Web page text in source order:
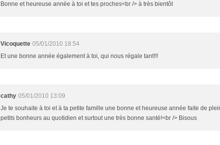
Bonne et heureuse année à toi et tes proches<br /> à très bientôt
Vicoquette 05/01/2010 18:54
Et une bonne année également à toi, qui nous régale tant!!!
cathy 05/01/2010 13:09
Je te souhaite à toi et à ta petite famille une bonne et heureuse année faite de
petits bonheurs au quotidien et surtout une très bonne santé!<br /> Bisous